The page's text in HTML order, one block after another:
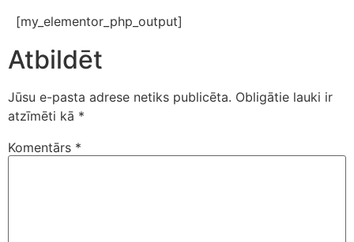
[my_elementor_php_output]
Atbildēt
Jūsu e-pasta adrese netiks publicēta. Obligātie lauki ir
atzīmēti kā *
Komentārs *